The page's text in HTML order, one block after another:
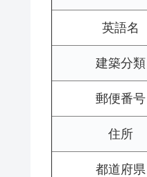
英語名
建築分類
郵便番号
住所
都道府県